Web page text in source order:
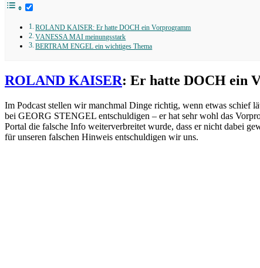
ROLAND KAISER: Er hatte DOCH ein Vorprogramm
VANESSA MAI meinungsstark
BERTRAM ENGEL ein wichtiges Thema
ROLAND KAISER: Er hatte DOCH ein
Im Podcast stellen wir manchmal Dinge richtig, wenn etwas schief
bei GEORG STENGEL entschuldigen – er hat sehr wohl das
Portal die falsche Info weiterverbreitet wurde, dass er nicht dabei
für unseren falschen Hinweis entschuldigen wir uns.